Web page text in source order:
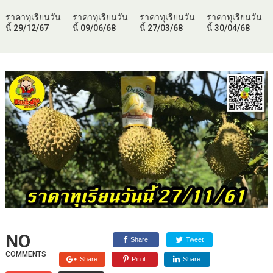
ราคาทุเรียนวัน
นี้ 29/12/67
ราคาทุเรียนวัน
นี้ 09/06/68
ราคาทุเรียนวัน
นี้ 27/03/68
ราคาทุเรียนวัน
นี้ 30/04/68
NO
COMMENTS
Share Tweet
Share Pin it Share